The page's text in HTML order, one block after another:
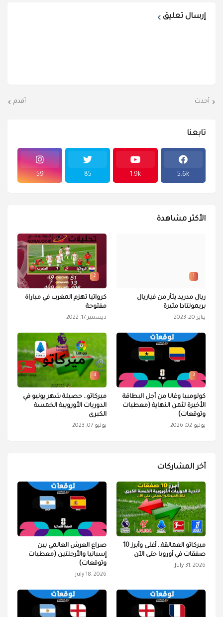
إرسال تعليق
أحدث أقدم
تابعنا
5.6k
1.9k
85
59
الأكثر مشاهدة
1
ريال مدريد يثأر من فياريال
بريمونتادا مثيرة
يناير 20, 2023
2
كرواتيا تهزم المغرب في مباراة
مفتوحة
ديسمبر 17, 2022
3
كولومبيا وغانا من أجل البطاقة
الأخيرة لثمن النهاية (معطيات
وتوقعات)
يوليو 02, 2026
4
ميركاتو.. حصيلة شهر يونيو في
الدوريات الأوروبية الخمسة
الكبرى
يوليو 07, 2023
آخر المشاركات
ميركاتو العمالقة.. أغلى وأبرز 10
صفقات في أوروبا حتى الآن
July 31, 2026
صراع العرش العالمي بين
إسبانيا والأرجنتين (معطيات
وتوقعات)
July 18, 2026